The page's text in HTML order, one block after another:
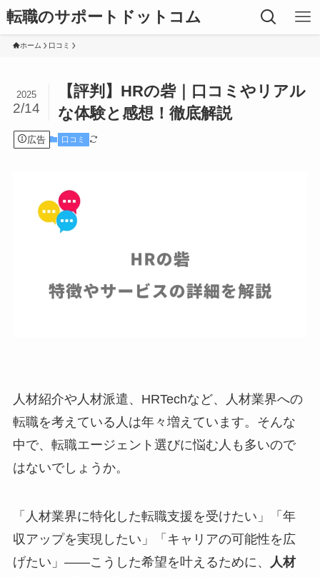
転職のサポートドットコム
ホーム 口コミ
【評判】HRの砦｜口コミやリアル
な体験と感想！徹底解説
2025
2/14
広告 口コミ
人材紹介や人材派遣、HRTechなど、人材業界への
転職を考えている人は年々増えています。そんな
中で、転職エージェント選びに悩む人も多いので
はないでしょうか。
「人材業界に特化した転職支援を受けたい」「年
収アップを実現したい」「キャリアの可能性を広
げたい」——こうした希望を叶えるために、
人材